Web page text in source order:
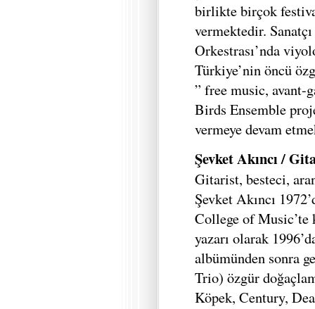
birlikte birçok
vermektedir.
Orkestrası’nda
Türkiye’nin öncü
” free music, avant-
Birds Ensemble
vermeye devam
Şevket Akıncı /
Gitarist, besteci,
Şevket Akıncı
College of Music’te
yazarı olarak
albümünden sonra
Trio) özgür
Köpek, Century,